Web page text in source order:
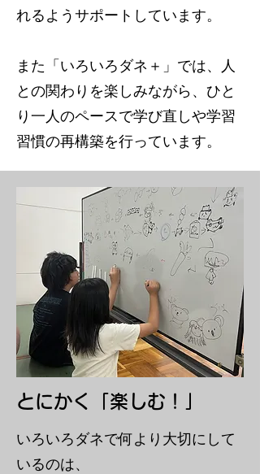
れるようサポートしています。
また「いろいろダネ＋」では、人
との関わりを楽しみながら、ひと
り一人のペースで学び直しや学習
習慣の再構築を行っています。
とにかく「楽しむ！」
いろいろダネで何より大切にして
いるのは、